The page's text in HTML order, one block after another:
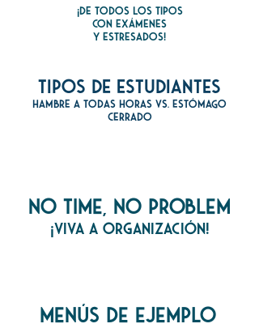
¡DE TODOS LOS TIPOS
CON EXÁMENES
Y ESTRESADOS!
TIPOS DE ESTUDIANTES
HAMBRE A TODAS HORAS vs. ESTÓMAGO
CERRADO
NO TIME, NO PROBLEM
¡VIVA A ORGANIZACIÓN!
MENÚS DE EJEMPLO